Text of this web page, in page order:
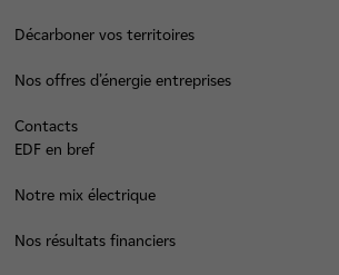
Décarboner vos territoires
Nos offres d’énergie entreprises
Contacts
EDF en bref
Notre mix électrique
Nos résultats financiers